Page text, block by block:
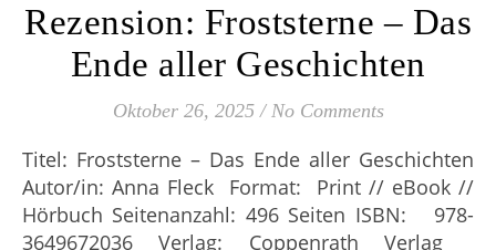
Rezension: Froststerne – Das
Ende aller Geschichten
Oktober 26, 2025 / No Comments
Titel: Froststerne – Das Ende aller Geschichten
Autor/in: Anna Fleck Format: Print // eBook //
Hörbuch Seitenanzahl: 496 Seiten ISBN: ‎ ‎‎ 978-
3649672036 Verlag: Coppenrath Verlag